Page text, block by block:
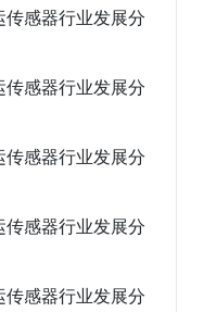
传感器行业发展分
传感器行业发展分
传感器行业发展分
传感器行业发展分
传感器行业发展分